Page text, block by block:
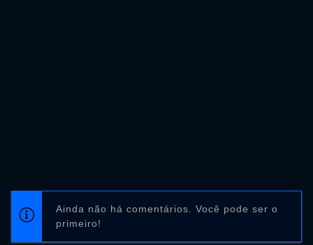
Ainda não há comentários. Você pode ser o
primeiro!